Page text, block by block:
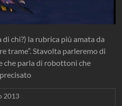
chi?) la rubrica più amata da
trame”. Stavolta parleremo di
che parla di robottoni che
2013